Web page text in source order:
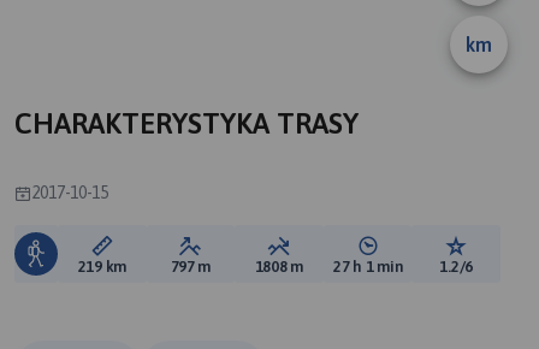
km
CHARAKTERYSTYKA TRASY
2017-10-15
Długość trasy:
219 km Suma przewyższeń:
797 m Suma spadków:
1808 m Średni czas potrzebny
27 h 1 min Ocena
1.2/6